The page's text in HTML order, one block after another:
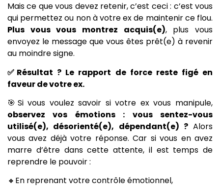
Mais ce que vous devez retenir, c’est ceci : c’est vous
qui permettez ou non à votre ex de maintenir ce flou.
Plus vous vous montrez acquis(e), plus vous
envoyez le message que vous êtes prêt(e) à revenir
au moindre signe.
✅Résultat ? Le rapport de force reste figé en
faveur de votre ex.
🎯Si vous voulez savoir si votre ex vous manipule,
observez vos émotions : vous sentez-vous
utilisé(e), désorienté(e), dépendant(e) ?Alors
vous avez déjà votre réponse. Car si vous en avez
marre d’être dans cette attente, il est temps de
reprendre le pouvoir :
🔸En reprenant votre contrôle émotionnel,